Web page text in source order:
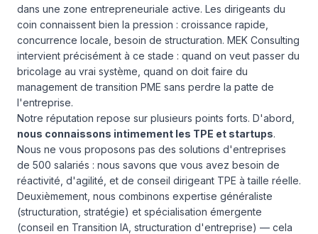
dans une zone entrepreneuriale active. Les dirigeants du
coin connaissent bien la pression : croissance rapide,
concurrence locale, besoin de structuration. MEK Consulting
intervient précisément à ce stade : quand on veut passer du
bricolage au vrai système, quand on doit faire du
management de transition PME sans perdre la patte de
l'entreprise.
Notre réputation repose sur plusieurs points forts. D'abord,
nous connaissons intimement les TPE et startups.
Nous ne vous proposons pas des solutions d'entreprises
de 500 salariés : nous savons que vous avez besoin de
réactivité, d'agilité, et de conseil dirigeant TPE à taille réelle.
Deuxièmement, nous combinons expertise généraliste
(structuration, stratégie) et spécialisation émergente
(conseil en Transition IA, structuration d'entreprise) — cela